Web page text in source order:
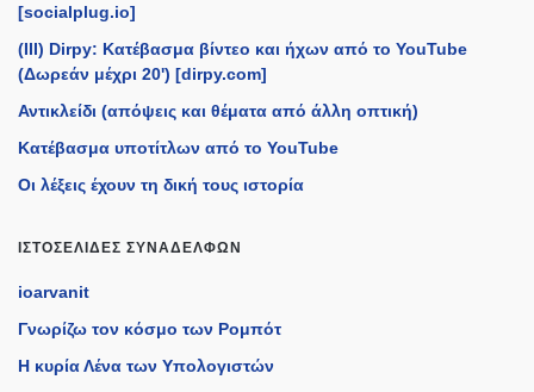
[socialplug.io]
(III) Dirpy: Κατέβασμα βίντεο και ήχων από το YouTube
(Δωρεάν μέχρι 20') [dirpy.com]
Αντικλείδι (απόψεις και θέματα από άλλη οπτική)
Κατέβασμα υποτίτλων από το YouTube
Οι λέξεις έχουν τη δική τους ιστορία
ΙΣΤΟΣΕΛΊΔΕΣ ΣΥΝΑΔΈΛΦΩΝ
ioarvanit
Γνωρίζω τον κόσμο των Ρομπότ
Η κυρία Λένα των Υπολογιστών